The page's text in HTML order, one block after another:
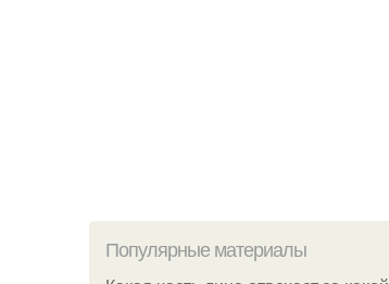
Популярные материалы